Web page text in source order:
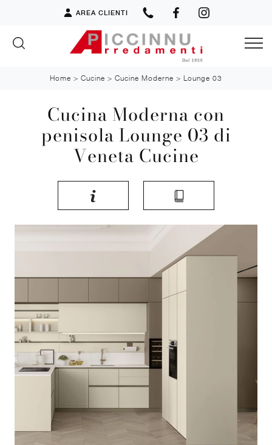
AREA CLIENTI
Home > Cucine > Cucine Moderne > Lounge 03
Cucina Moderna con
penisola Lounge 03 di
Veneta Cucine